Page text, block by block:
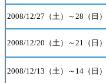
2008/12/27（土）～28（日）
2008/12/20（土）～21（日）
2008/12/13（土）～14（日）